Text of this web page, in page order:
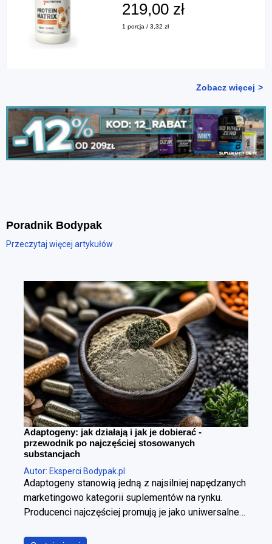
219,00 zł
1 porcja / 3,32 zł
Zobacz więcej
Poradnik Bodypak
Przeczytaj więcej artykułów
Adaptogeny: jak działają i jak je dobierać -
przewodnik po najczęściej stosowanych
substancjach
Autor: Eksperci Bodypak.pl
Adaptogeny stanowią jedną z najsilniej napędzanych
marketingowo kategorii suplementów na rynku.
Producenci najczęściej promują je jako uniwersalne
snu, wzrost poziomu energii, wyostrzenie